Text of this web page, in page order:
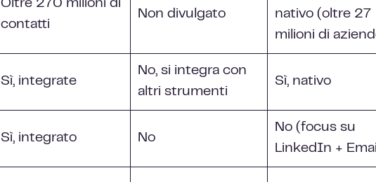
Oltre 270 milioni di
contatti
Non divulgato
nativo (oltre 27
milioni di
Sì, integrate
No, si integra con
altri strumenti
Sì, nativo
Sì, integrato No
No (focus su
LinkedIn +